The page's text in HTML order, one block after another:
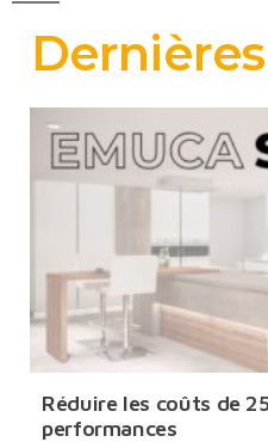
Réduire les coûts de
performances